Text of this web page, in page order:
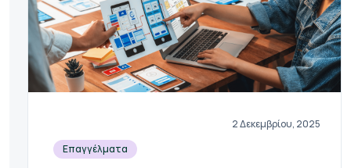
2 Δεκεμβρίου, 2025
Επαγγέλματα